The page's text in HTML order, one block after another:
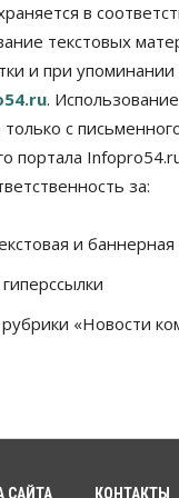
в
текстовых
и при
.
с
портала
за:
и баннерная
«Новости
САЙТА КОНТАКТЫ